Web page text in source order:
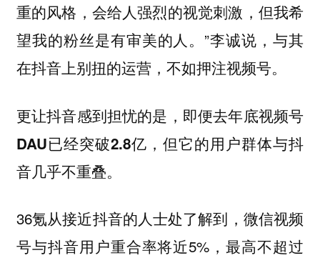
重的风格，会给人强烈的视觉刺激，但我希
望我的粉丝是有审美的人。”李诚说，与其
在抖音上别扭的运营，不如押注视频号。
更让抖音感到担忧的是，即便去年底视频号
DAU已经突破2.8亿，但它的用户群体与抖
音几乎不重叠。
36氪从接近抖音的人士处了解到，微信视频
号与抖音用户重合率将近5%，最高不超过